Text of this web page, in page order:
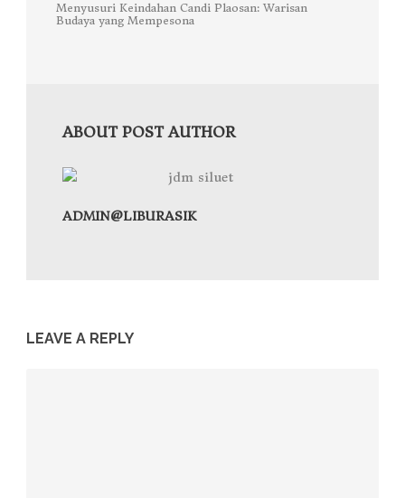
Menyusuri Keindahan Candi Plaosan: Warisan
Budaya yang Mempesona
ABOUT POST AUTHOR
ADMIN@LIBURASIK
LEAVE A REPLY